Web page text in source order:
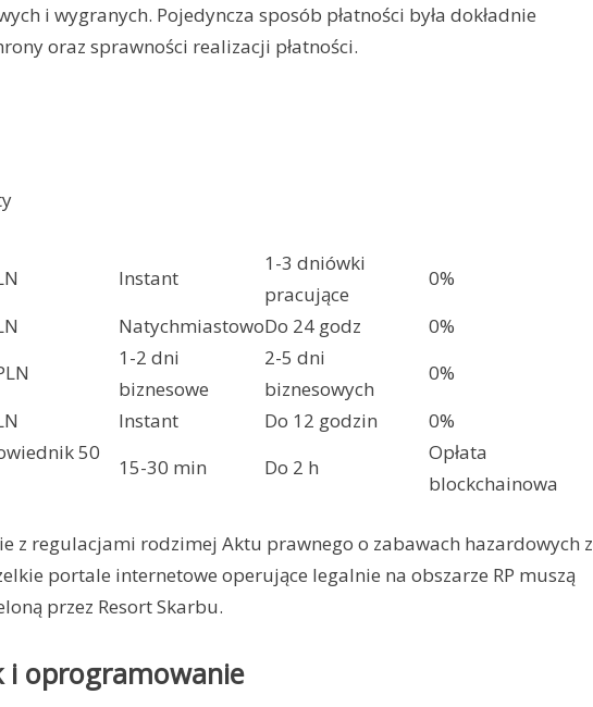
i wygranych. Pojedyncza sposób płatności była dokładnie
oraz sprawności realizacji płatności.
Instant
1-3 dniówki
pracujące
0%
NatychmiastowoDo 24 godz
0%
1-2 dni
biznesowe
2-5 dni
biznesowych
0%
Instant Do 12 godzin
0%
50
15-30 min Do 2 h
Opłata
blockchainowa
z regulacjami rodzimej Aktu prawnego o zabawach hazardowych z
portale internetowe operujące legalnie na obszarze RP muszą
przez Resort Skarbu.
i oprogramowanie